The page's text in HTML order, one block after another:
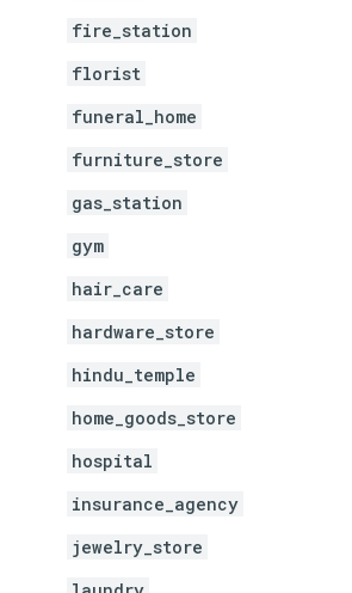
fire_station
florist
funeral_home
furniture_store
gas_station
gym
hair_care
hardware_store
hindu_temple
home_goods_store
hospital
insurance_agency
jewelry_store